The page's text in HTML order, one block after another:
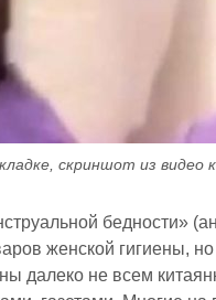
скриншот из
бедности»
женской гигиены,
далеко не всем